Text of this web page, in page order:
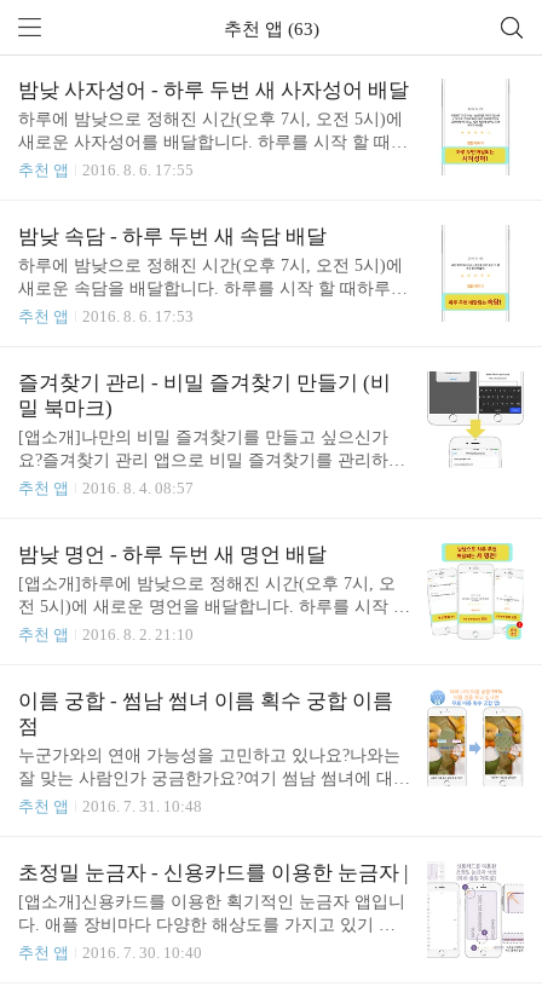
추천 앱 (63)
밤낮 사자성어 - 하루 두번 새 사자성어 배달
하루에 밤낮으로 정해진 시간(오후 7시, 오전 5시)에
새로운 사자성어를 배달합니다. 하루를 시작 할 때하
루를 마무리 할 때사자성어로 지혜를 가져보세요. 각
ps://itunes.apple.com/kr/app/bamnaj-sajaseong-eo-lite-ha
lu/id1139721998
추천 앱 2016. 8. 6. 17:55
밤낮 속담 - 하루 두번 새 속담 배달
하루에 밤낮으로 정해진 시간(오후 7시, 오전 5시)에
새로운 속담을 배달합니다. 하루를 시작 할 때하루를
마무리 할 때 속담으로 지혜를 가져보세요. 각 속담
apple.com/kr/app/bamnaj-sogdam-halu-dubeon/id113972
8154
추천 앱 2016. 8. 6. 17:53
즐겨찾기 관리 - 비밀 즐겨찾기 만들기 (비
밀 북마크)
[앱소개]나만의 비밀 즐겨찾기를 만들고 싶으신가
요?즐겨찾기 관리 앱으로 비밀 즐겨찾기를 관리하세
요.본인의 지문 또는 패스워드로만 즐겨찾기에 접근
private-bookmarks-lite-manage/id1139540334
추천 앱 2016. 8. 4. 08:57
밤낮 명언 - 하루 두번 새 명언 배달
[앱소개]하루에 밤낮으로 정해진 시간(오후 7시, 오
전 5시)에 새로운 명언을 배달합니다. 하루를 시작 할
때하루를 마무리 할 때 세계 인생 멘토들의 명언으로
요! 감사합니다. [무료버전 다운로드]https://itunes.app
le.com/kr/app/bamnaj-myeong-eon-lite-halu/id11394585
99
추천 앱 2016. 8. 2. 21:10
이름 궁합 - 썸남 썸녀 이름 획수 궁합 이름
점
누군가와의 연애 가능성을 고민하고 있나요?나와는
잘 맞는 사람인가 궁금한가요?여기 썸남 썸녀에 대해
고민하고 있는 당신을 위한 앱을 소개합니다. 이 앱
두 사람의 이름 뿐!다른 인적사항은 필요하지 않습니
다. 사용자의 편의를 위해 최대한 간단하게 앱을 구
성하였으며관련된 정보는 기록이 남거나 수집하지
는 남자, 여자 각각의 성별에 맞게 입력칸에 이름을
추천 앱 2016. 7. 31. 10:48
초정밀 눈금자 - 신용카드를 이용한 눈금자 |
[앱소개]신용카드를 이용한 획기적인 눈금자 앱입니
다. 애플 장비마다 다양한 해상도를 가지고 있기 때
문에 정확한 눈금자를 만들기 어려웠습니다. 신용카
추천 앱 2016. 7. 30. 10:40